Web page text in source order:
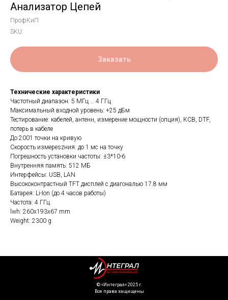
Анализатор Цепей
ПрофКиП
SKU:
Заказать
Технические характеристики
Частотный диапазон: 5 МГц … 4 ГГц
Максимальный входной уровень: +25 дБм
Тестирование: кабелей, антенн, измерение мощности (опция), КСВ, DTF,
потерь в кабеле
До 2001 точки на кривую
Скорость измереszния: до 1 мс на точку
Погрешность установки частоты: ±3*10-6
Внутренняя память: 512 МБ
Интерфейсы: USB, LAN
Высококонтрастный TFT дисплей с диагональю 17.8 мм
Батарея: Li-Ion (до 4 часов работы)
Частота: 4 ГГц
lwh: 260x193x67 mm
Weight: 2300 g
©️ «Интеграл» 2025 г.
Все права защищены